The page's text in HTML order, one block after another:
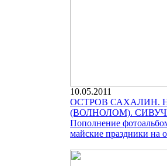
10.05.2011
ОСТРОВ САХАЛИН.
(ВОЛНОЛОМ).
Пополнение
майские праздники на